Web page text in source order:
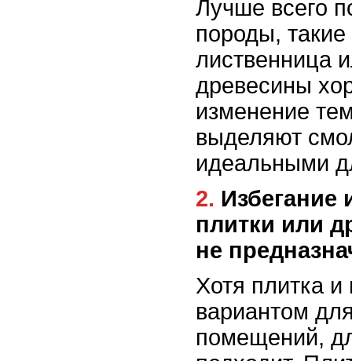
Лучше всего
породы, такие
лиственница
древесины
изменение
выделяют
идеальными
2. Избегание использования
плитки или
не
Хотя плитка
вариантом
помещений,